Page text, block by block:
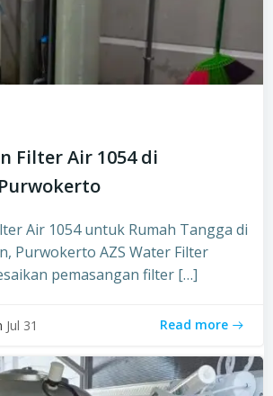
Filter Air 1054 di
Air 1054 untuk Rumah Tangga di
Purwokerto AZS Water Filter
pemasangan filter […]
Jul 31 Read more